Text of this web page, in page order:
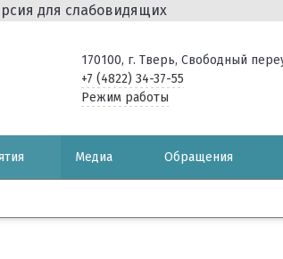
для слабовидящих
170100, г. Тверь, Свободный
+7 (4822) 34-37-55
Режим работы
Медиа Обращения